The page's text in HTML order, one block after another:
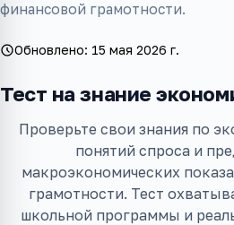
финансовой грамотности.
Обновлено: 15 мая 2026 г.
Тест на знание
Проверьте свои знания по
понятий спроса и
макроэкономических
грамотности. Тест
школьной программы и